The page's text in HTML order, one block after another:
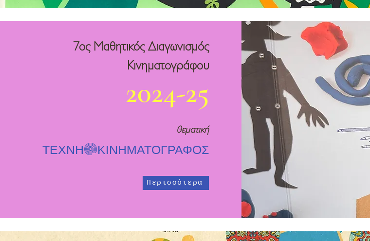
7ος Μαθητικός Διαγωνισμός
Κινηματογράφου
2024-25
θεματική
ΤΕΧΝΗ@ΚΙΝΗΜΑΤΟΓΡΑΦΟΣ
Περισσότερα